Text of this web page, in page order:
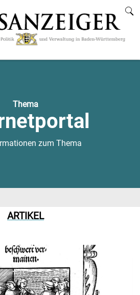
Thema
zum Thema
ARTIKEL